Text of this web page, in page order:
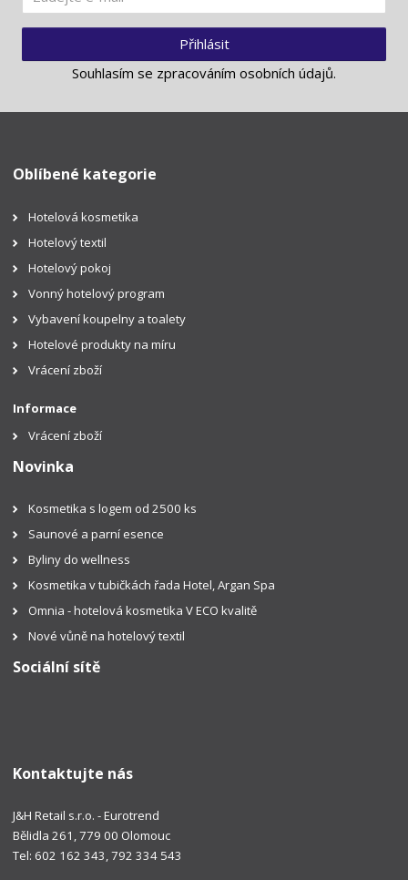
Přihlásit
Souhlasím se zpracováním osobních údajů.
Oblíbené kategorie
Hotelová kosmetika
Hotelový textil
Hotelový pokoj
Vonný hotelový program
Vybavení koupelny a toalety
Hotelové produkty na míru
Vrácení zboží
Informace
Vrácení zboží
Novinka
Kosmetika s logem od 2500 ks
Saunové a parní esence
Byliny do wellness
Kosmetika v tubičkách řada Hotel, Argan Spa
Omnia - hotelová kosmetika V ECO kvalitě
Nové vůně na hotelový textil
Sociální sítě
Kontaktujte nás
J&H Retail s.r.o. - Eurotrend
Bělidla 261, 779 00 Olomouc
Tel: 602 162 343, 792 334 543